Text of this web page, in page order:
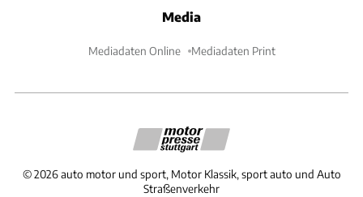
Media
Mediadaten Online Mediadaten Print
©2026 auto motor und sport, Motor Klassik, sport auto und Auto
Straßenverkehr